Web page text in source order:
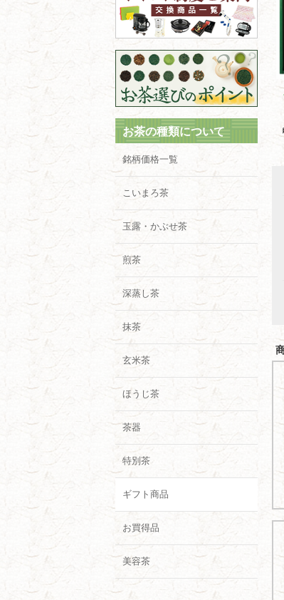
お茶の種類について
銘柄価格一覧
こいまろ茶
玉露・かぶせ茶
煎茶
深蒸し茶
抹茶
玄米茶
ほうじ茶
茶器
特別茶
ギフト商品
お買得品
美容茶